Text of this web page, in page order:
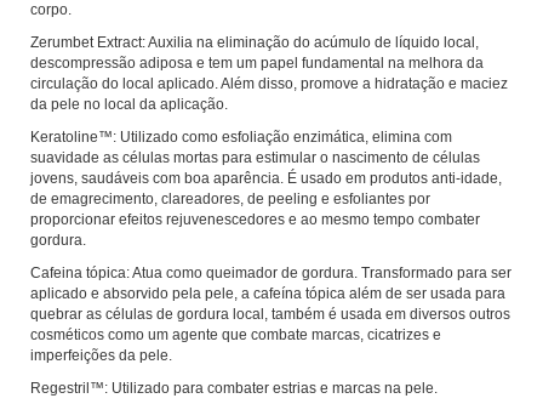
corpo.
Zerumbet Extract: Auxilia na eliminação do acúmulo de líquido local,
descompressão adiposa e tem um papel fundamental na melhora da
circulação do local aplicado. Além disso, promove a hidratação e maciez
da pele no local da aplicação.
Keratoline™: Utilizado como esfoliação enzimática, elimina com
suavidade as células mortas para estimular o nascimento de células
jovens, saudáveis com boa aparência. É usado em produtos anti-idade,
de emagrecimento, clareadores, de peeling e esfoliantes por
proporcionar efeitos rejuvenescedores e ao mesmo tempo combater
gordura.
Cafeina tópica: Atua como queimador de gordura. Transformado para ser
aplicado e absorvido pela pele, a cafeína tópica além de ser usada para
quebrar as células de gordura local, também é usada em diversos outros
cosméticos como um agente que combate marcas, cicatrizes e
imperfeições da pele.
Regestril™: Utilizado para combater estrias e marcas na pele.